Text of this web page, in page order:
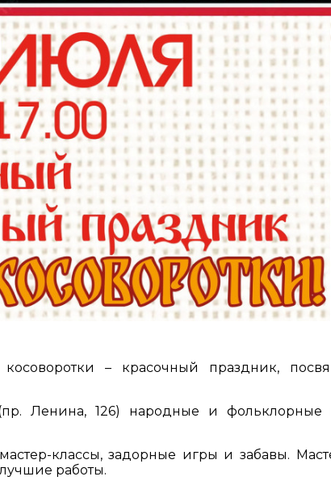
– красочный праздник,
Ленина, 126) народные и фольклорные
классы, задорные игры и забавы.
работы.